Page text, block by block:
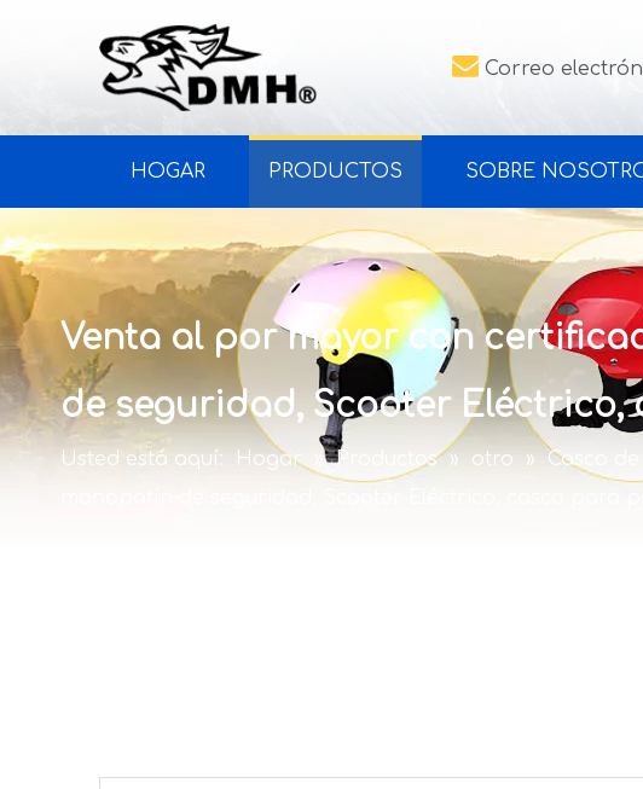
 Correo
HOGAR PRODUCTOS SOBRE
Venta al por mayor con
de seguridad, Scooter
Usted está aquí: Hogar » Productos » otro » Casco